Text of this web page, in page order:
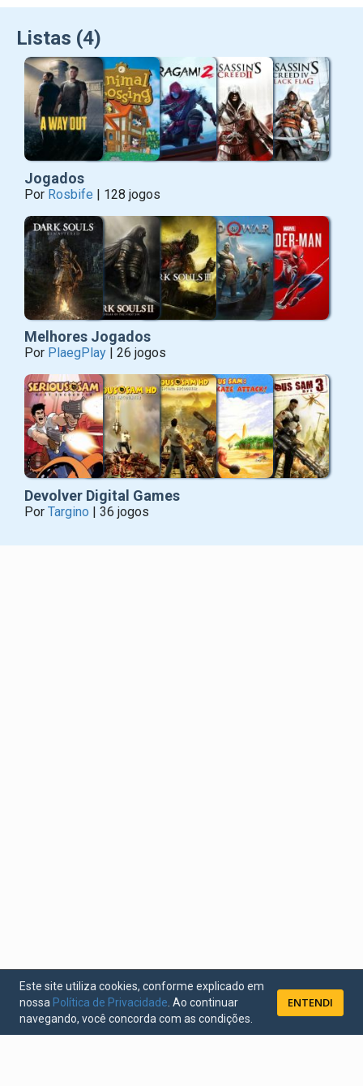
Listas (4)
Jogados
Por Rosbife | 128 jogos
Melhores Jogados
Por PlaegPlay | 26 jogos
Devolver Digital Games
Por Targino | 36 jogos
Este site utiliza cookies, conforme explicado em
nossa Política de Privacidade . Ao continuar
navegando, você concorda com as condições.
ENTENDI